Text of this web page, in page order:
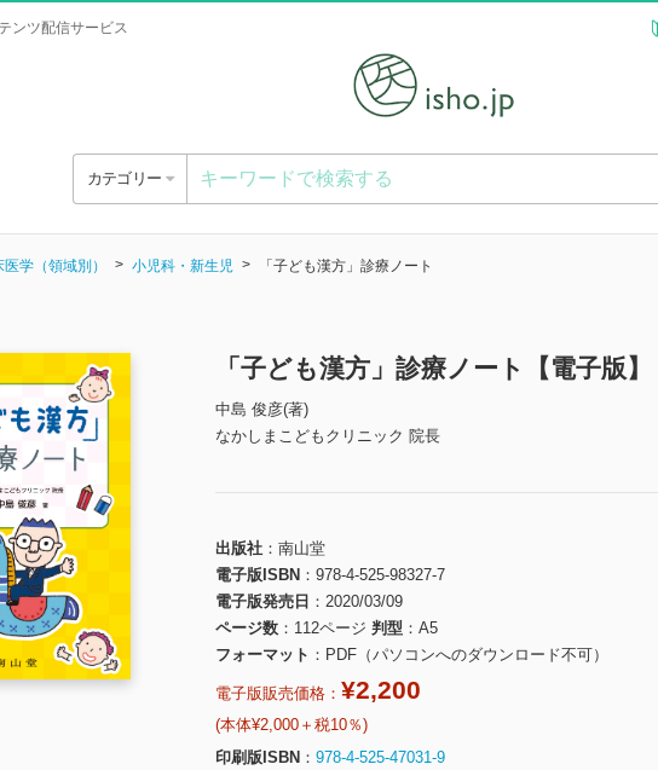
ンツ配信サービス
カテゴリー
医学（領域別） 小児科・新生児 「子ども漢方」診療ノート
「子ども漢方」診療ノート【電子版】
中島 俊彦(著)
なかしまこどもクリニック 院長
出版社
南山堂
電子版ISBN
978-4-525-98327-7
電子版発売日
2020/03/09
ページ数
112ページ 判型
A5
フォーマット
PDF（パソコンへのダウンロード不可）
電子版販売価格： ¥2,200
(本体¥2,000＋税10％)
印刷版ISBN
978-4-525-47031-9